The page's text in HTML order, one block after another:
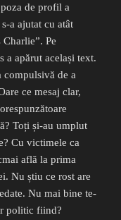
de profil a
a ajutat cu atât
Pe
apărut același text.
compulsivă de a
ce mesaj clar,
Toți și-au umplut
Cu victimele ca
află la prima
Nu știu ce rost are
Nu mai bine te-
politic fiind?